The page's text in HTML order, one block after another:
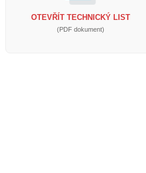
OTEVŘÍT TECHNICKÝ LIST
(PDF dokument)